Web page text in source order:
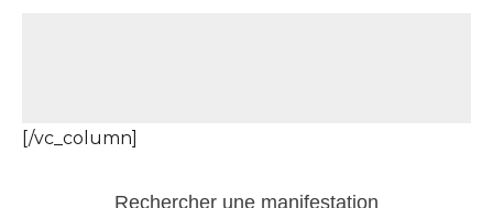
[/vc_column]
Rechercher une manifestation